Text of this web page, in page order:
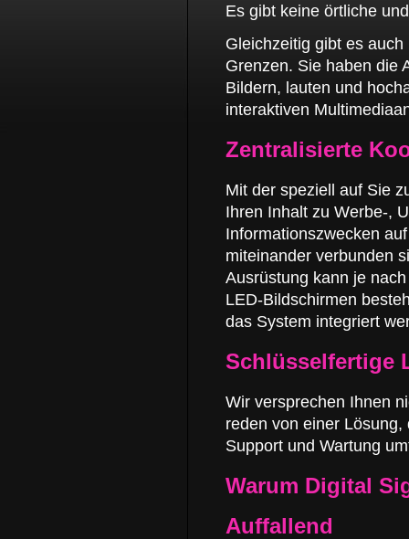
Es gibt keine örtliche
Gleichzeitig gibt es
Grenzen. Sie haben die
Bildern, lauten und
interaktiven
Zentralisierte
Mit der speziell auf Sie
Ihren Inhalt zu Werbe-,
Informationszwecken
miteinander verbunden
Ausrüstung kann je
LED-Bildschirmen
das System integriert
Schlüsselfertige
Wir versprechen Ihnen
reden von einer
Support und Wartung
Warum Digital
Auffallend